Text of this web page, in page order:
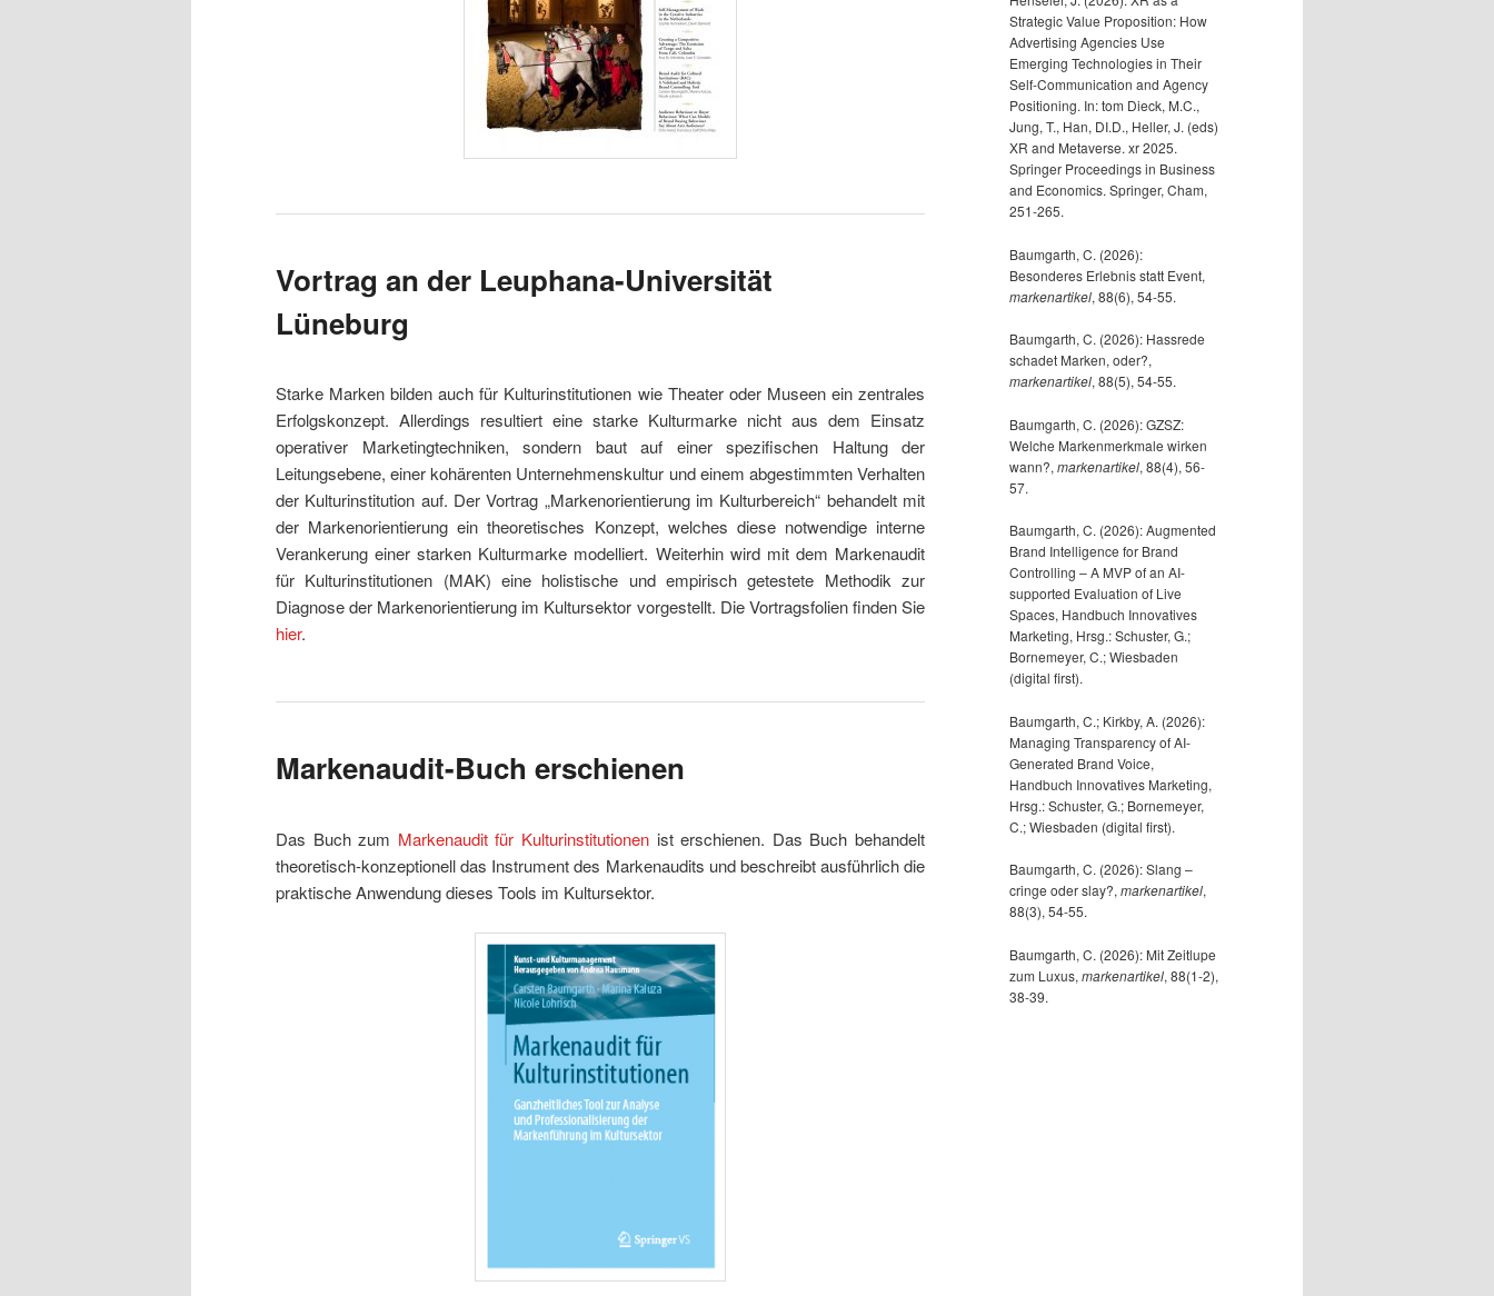
Vortrag an der Leuphana-Universität
Lüneburg
Starke Marken bilden auch für Kulturinstitutionen wie Theater oder Museen ein zentrales
Erfolgskonzept. Allerdings resultiert eine starke Kulturmarke nicht aus dem Einsatz
operativer Marketingtechniken, sondern baut auf einer spezifischen Haltung der
Leitungsebene, einer kohärenten Unternehmenskultur und einem abgestimmten Verhalten
der Kulturinstitution auf. Der Vortrag „Markenorientierung im Kulturbereich“ behandelt mit
der Markenorientierung ein theoretisches Konzept, welches diese notwendige interne
Verankerung einer starken Kulturmarke modelliert. Weiterhin wird mit dem Markenaudit
für Kulturinstitutionen (MAK) eine holistische und empirisch getestete Methodik zur
Diagnose der Markenorientierung im Kultursektor vorgestellt. Die Vortragsfolien finden Sie
hier.
Markenaudit-Buch erschienen
Das Buch zum Markenaudit für Kulturinstitutionen ist erschienen. Das Buch behandelt
theoretisch-konzeptionell das Instrument des Markenaudits und beschreibt ausführlich die
praktische Anwendung dieses Tools im Kultursektor.
Strategic Value Proposition: How
Advertising Agencies Use
Emerging Technologies in Their
Self-Communication and Agency
Positioning. In: tom Dieck, M.C.,
Jung, T., Han, DI.D., Heller, J. (eds)
XR and Metaverse. xr 2025.
Springer Proceedings in Business
and Economics. Springer, Cham,
251-265.
Baumgarth, C. (2026):
Besonderes Erlebnis statt Event,
markenartikel, 88(6), 54-55.
Baumgarth, C. (2026): Hassrede
schadet Marken, oder?,
markenartikel, 88(5), 54-55.
Baumgarth, C. (2026): GZSZ:
Welche Markenmerkmale wirken
wann?, markenartikel, 88(4), 56-
57.
Baumgarth, C. (2026): Augmented
Brand Intelligence for Brand
Controlling – A MVP of an AI-
supported Evaluation of Live
Spaces, Handbuch Innovatives
Marketing, Hrsg.: Schuster, G.;
Bornemeyer, C.; Wiesbaden
(digital first).
Baumgarth, C.; Kirkby, A. (2026):
Managing Transparency of AI-
Generated Brand Voice,
Handbuch Innovatives Marketing,
Hrsg.: Schuster, G.; Bornemeyer,
C.; Wiesbaden (digital first).
Baumgarth, C. (2026): Slang –
cringe oder slay?, markenartikel,
88(3), 54-55.
Baumgarth, C. (2026): Mit Zeitlupe
zum Luxus, markenartikel, 88(1-2),
38-39.